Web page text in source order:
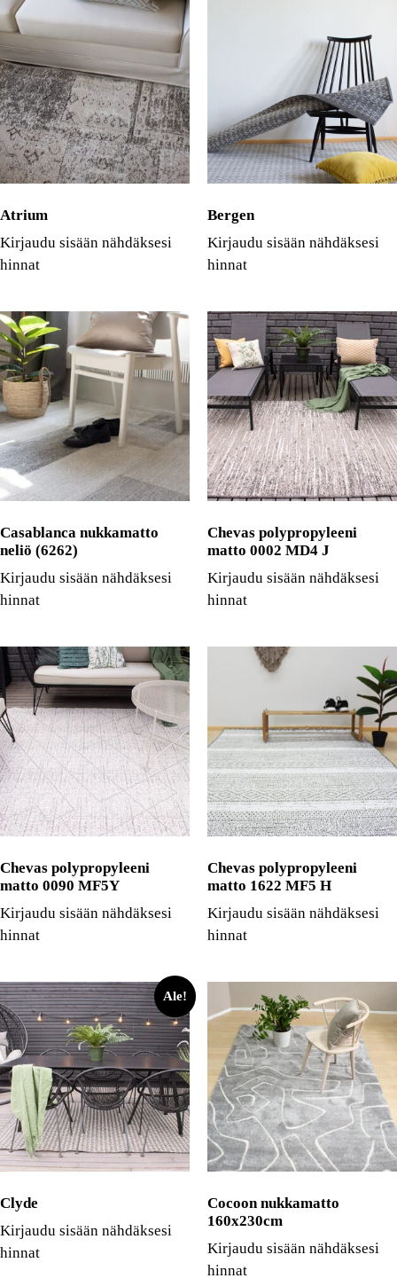
Atrium
Kirjaudu sisään nähdäksesi
hinnat
Bergen
Kirjaudu sisään nähdäksesi
hinnat
Casablanca nukkamatto
neliö (6262)
Kirjaudu sisään nähdäksesi
hinnat
Chevas polypropyleeni
matto 0002 MD4 J
Kirjaudu sisään nähdäksesi
hinnat
Chevas polypropyleeni
matto 0090 MF5Y
Kirjaudu sisään nähdäksesi
hinnat
Chevas polypropyleeni
matto 1622 MF5 H
Kirjaudu sisään nähdäksesi
hinnat
Ale!
Clyde
Kirjaudu sisään nähdäksesi
hinnat
Cocoon nukkamatto
160x230cm
Kirjaudu sisään nähdäksesi
hinnat